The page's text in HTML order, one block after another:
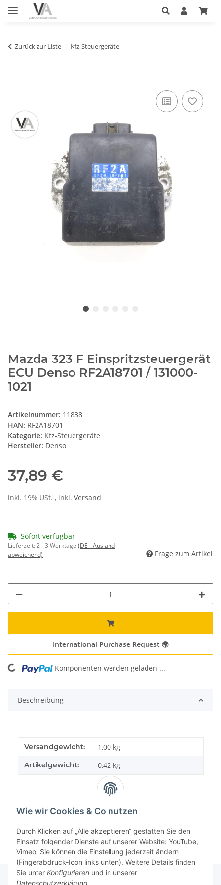
Wie wir Cookies & Co nutzen
Durch Klicken auf „Alle akzeptieren“ gestatten Sie den
Einsatz folgender Dienste auf unserer Website: YouTube,
Vimeo. Sie können die Einstellung jederzeit ändern
(Fingerabdruck-Icon links unten). Weitere Details finden
Sie unter Konfigurieren und in unserer
Datenschutzerklärung.
Zurück zur Liste Kfz-Steuergeräte
Mazda 323 F Einspritzsteuergerät
ECU Denso RF2A18701 / 131000-
1021
Artikelnummer: 11838
HAN: RF2A18701
Kategorie: Kfz-Steuergeräte
Hersteller: Denso
37,89 €
inkl. 19% USt. , inkl. Versand
Sofort verfügbar
Lieferzeit:2 - 3 Werktage (DE - Ausland
abweichend)
Frage zum Artikel
International Purchase Request 🌍
Loading... Komponenten werden geladen ...
Beschreibung
Produkteigenschaft
Wert
Versandgewicht: 1,00 kg
Artikelgewicht: 0,42 kg